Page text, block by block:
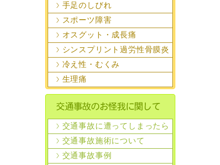
手足のしびれ
スポーツ障害
オスグット・成長痛
シンスプリント過労性骨膜炎
冷え性・むくみ
生理痛
交通事故に遭ってしまったら
交通事故施術について
交通事故事例